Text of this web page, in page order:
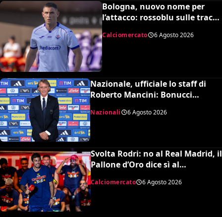
Bologna, nuovo nome per
l’attacco: rossoblu sulle tracce
Calciomercato 6 Agosto 2026
Nazionale, ufficiale lo staff di
Roberto Mancini: Bonucci
Nazionali 6 Agosto 2026
Svolta Rodri: no al Real Madrid, il
Pallone d’Oro dice sì al
Barcellona per 50 milioni
Calciomercato 6 Agosto 2026